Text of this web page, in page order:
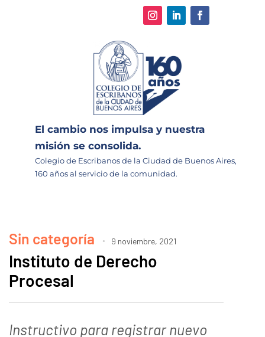
El cambio nos impulsa y nuestra
misión se consolida.
Colegio de Escribanos de la Ciudad de Buenos Aires,
160 años al servicio de la comunidad.
Sin categoría 9 noviembre, 2021
Instituto de Derecho
Procesal
Instructivo para registrar nuevo